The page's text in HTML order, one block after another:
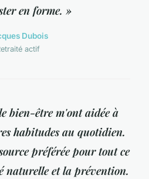
en forme. »
Dubois
actif
bien-être m'ont aidée à
habitudes au quotidien.
préférée pour tout ce
naturelle et la prévention.